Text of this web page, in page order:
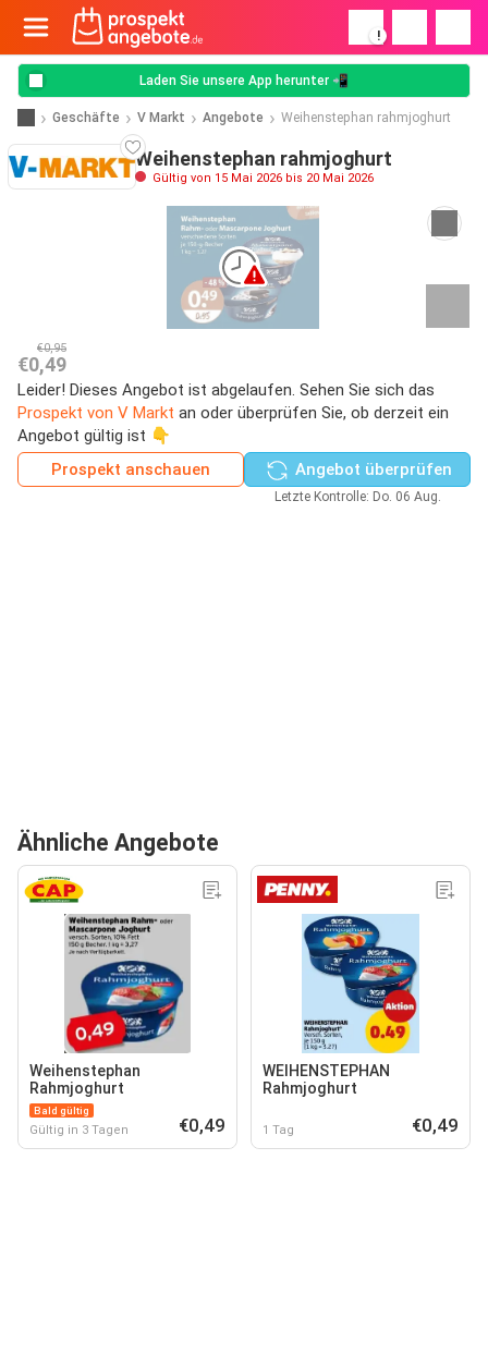
!
Laden Sie unsere App herunter 📲
Geschäfte V Markt Angebote Weihenstephan rahmjoghurt
Weihenstephan rahmjoghurt
Gültig von 15 Mai 2026 bis 20 Mai 2026
€0,95
€0,49
Leider! Dieses Angebot ist abgelaufen. Sehen Sie sich das
Prospekt von V Markt an oder überprüfen Sie, ob derzeit ein
Angebot gültig ist 👇
Prospekt anschauen
Angebot überprüfen
Letzte Kontrolle: Do. 06 Aug.
Ähnliche Angebote
Weihenstephan
Rahmjoghurt
Bald gültig
Gültig in 3 Tagen €0,49
WEIHENSTEPHAN
Rahmjoghurt
1 Tag €0,49